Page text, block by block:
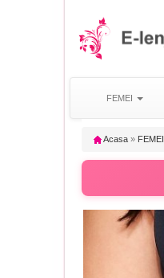
FEMEI
Acasa » FEMEI